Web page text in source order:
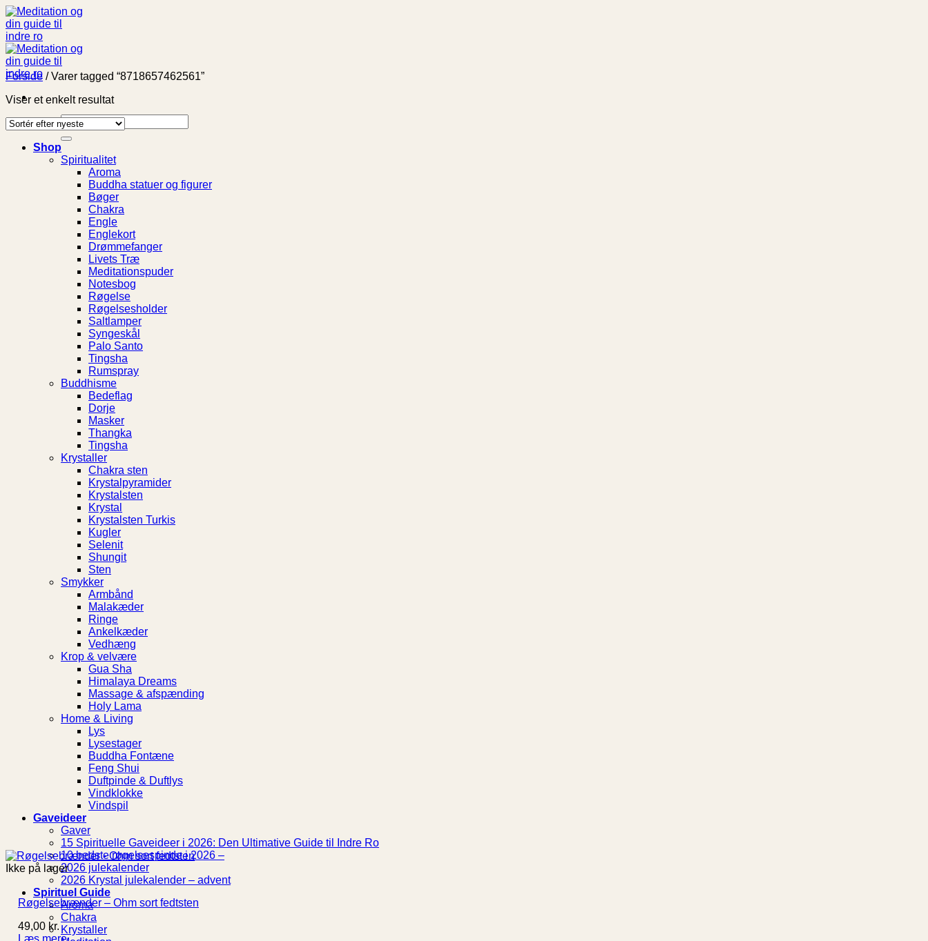
Fortsæt
til
indhold
Søg
efter:
Shop
Spiritualitet
Aroma
Buddha statuer og figurer
Bøger
Chakra
Engle
Englekort
Drømmefanger
Livets Træ
Meditationspuder
Notesbog
Røgelse
Røgelsesholder
Saltlamper
Syngeskål
Palo Santo
Tingsha
Rumspray
Buddhisme
Bedeflag
Dorje
Masker
Thangka
Tingsha
Krystaller
Chakra sten
Krystalpyramider
Krystalsten
Krystal
Krystalsten Turkis
Kugler
Selenit
Shungit
Sten
Smykker
Armbånd
Malakæder
Ringe
Ankelkæder
Vedhæng
Krop & velvære
Gua Sha
Himalaya Dreams
Massage & afspænding
Holy Lama
Home & Living
Lys
Lysestager
Buddha Fontæne
Feng Shui
Duftpinde & Duftlys
Vindklokke
Vindspil
Gaveideer
Gaver
15 Spirituelle Gaveideer i 2026: Den Ultimative Guide til Indre Ro
10 bedste røgelsespinde i 2026 –
2026 julekalender
2026 Krystal julekalender – advent
Spirituel Guide
Aroma
Chakra
Krystaller
Forside /Varer tagged “8718657462561”
Viser et enkelt resultat
Ikke på lager
Røgelsebrænder – Ohm sort fedtsten
49,00 kr.
Læs mere